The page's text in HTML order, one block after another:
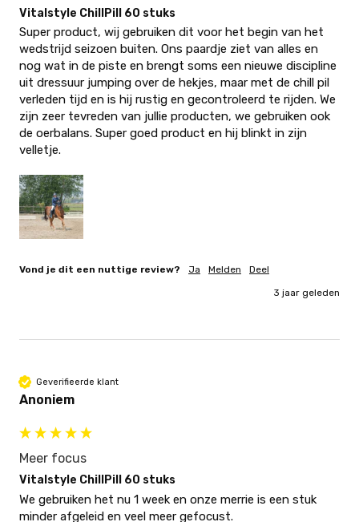
Vitalstyle ChillPill 60 stuks
Super product, wij gebruiken dit voor het begin van het
wedstrijd seizoen buiten. Ons paardje ziet van alles en
nog wat in de piste en brengt soms een nieuwe discipline
uit dressuur jumping over de hekjes, maar met de chill pil
verleden tijd en is hij rustig en gecontroleerd te rijden. We
zijn zeer tevreden van jullie producten, we gebruiken ook
de oerbalans. Super goed product en hij blinkt in zijn
velletje.
Vond je dit een nuttige review? Ja Melden Deel
3 jaar geleden
Geverifieerde klant
Anoniem
Meer focus
Vitalstyle ChillPill 60 stuks
We gebruiken het nu 1 week en onze merrie is een stuk
minder afgeleid en veel meer gefocust.